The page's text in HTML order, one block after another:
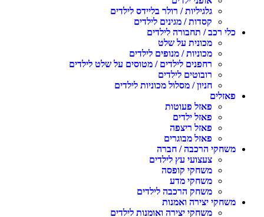
גלגיליות / רולר בליידס לילדים
קסדות / מגינים לילדים
כלי רכב / תחבורה לילדים
מכונית על שלט
מכוניות / מנופים לילדים
רחפנים לילדים / מטוסים על שלט לילדים
רובוטים לילדים
חניון / מסלול מכוניות לילדים
פאזלים
פאזל פעוטות
פאזל ילדים
פאזל ריצפה
פאזל מבוגרים
משחקי הרכבה / חברה
צעצועי עץ לילדים
משחקי קופסה
משחקי מדע
משחק הרכבה לילדים
משחקי יצירה ואמנות
משחקי יצירה ואומנות לילדים